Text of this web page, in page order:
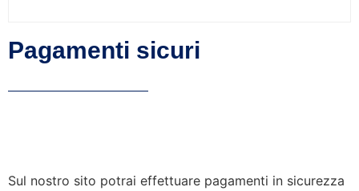
Pagamenti sicuri
Sul nostro sito potrai effettuare pagamenti in sicurezza